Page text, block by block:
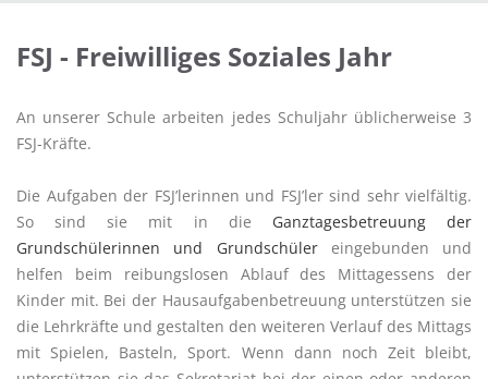
FSJ - Freiwilliges Soziales Jahr
An unserer Schule arbeiten jedes Schuljahr üblicherweise 3
FSJ-Kräfte.
Die Aufgaben der FSJ’lerinnen und FSJ’ler sind sehr vielfältig.
So sind sie mit in die Ganztagesbetreuung der
Grundschülerinnen und Grundschülereingebunden und
helfen beim reibungslosen Ablauf des Mittagessens der
Kinder mit. Bei der Hausaufgabenbetreuung unterstützen sie
die Lehrkräfte und gestalten den weiteren Verlauf des Mittags
mit Spielen, Basteln, Sport. Wenn dann noch Zeit bleibt,